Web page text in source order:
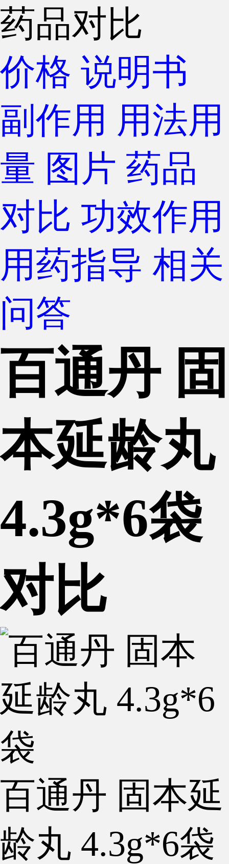
药品对比
价格 说明书
副作用 用法用
量 图片 药品
对比 功效作用
用药指导 相关
问答
百通丹 固
本延龄丸
4.3g*6袋
对比
百通丹 固本延
龄丸 4.3g*6袋